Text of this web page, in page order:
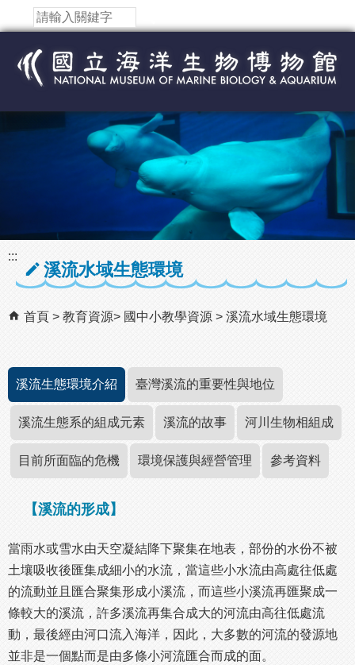
跳到主要內容區塊
:::
溪流水域生態環境
首頁 教育資源 國中小教學資源 溪流水域生態環境
溪流生態環境介紹 臺灣溪流的重要性與地位
溪流生態系的組成元素 溪流的故事 河川生物相組成
目前所面臨的危機 環境保護與經營管理 參考資料
【溪流的形成】
當雨水或雪水由天空凝結降下聚集在地表，部份的水份不被
土壤吸收後匯集成細小的水流，當這些小水流由高處往低處
的流動並且匯合聚集形成小溪流，而這些小溪流再匯聚成一
條較大的溪流，許多溪流再集合成大的河流由高往低處流
動，最後經由河口流入海洋，因此，大多數的河流的發源地
並非是一個點而是由多條小河流匯合而成的面。